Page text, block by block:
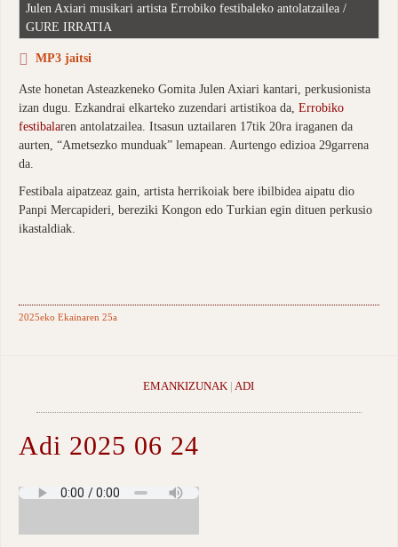
Julen Axiari musikari artista Errobiko festibaleko antolatzailea /
GURE IRRATIA
MP3 jaitsi
Aste honetan Asteazkeneko Gomita Julen Axiari kantari, perkusionista
izan dugu. Ezkandrai elkarteko zuzendari artistikoa da, Errobiko
festibalaren antolatzailea. Itsasun uztailaren 17tik 20ra iraganen da
aurten, “Ametsezko munduak” lemapean. Aurtengo edizioa 29garrena
da.
Festibala aipatzeaz gain, artista herrikoiak bere ibilbidea aipatu dio
Panpi Mercapideri, bereziki Kongon edo Turkian egin dituen perkusio
ikastaldiak.
2025eko Ekainaren 25a
EMANKIZUNAK | ADI
Adi 2025 06 24